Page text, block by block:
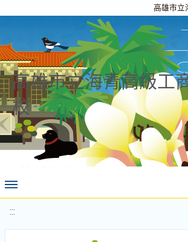
高雄市立
高雄市立海青高級工
校
:::